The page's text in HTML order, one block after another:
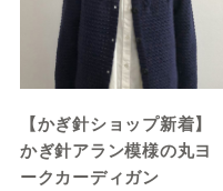
【かぎ針ショップ新着】
かぎ針アラン模様の丸ヨ
ークカーディガン